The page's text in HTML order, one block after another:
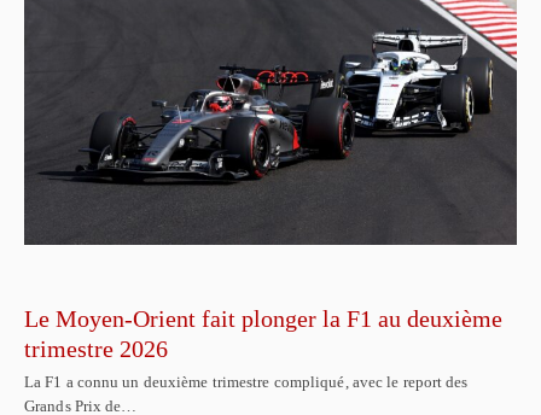
Le Moyen-Orient fait plonger la F1 au deuxième
trimestre 2026
La F1 a connu un deuxième trimestre compliqué, avec le report des
Grands Prix de…